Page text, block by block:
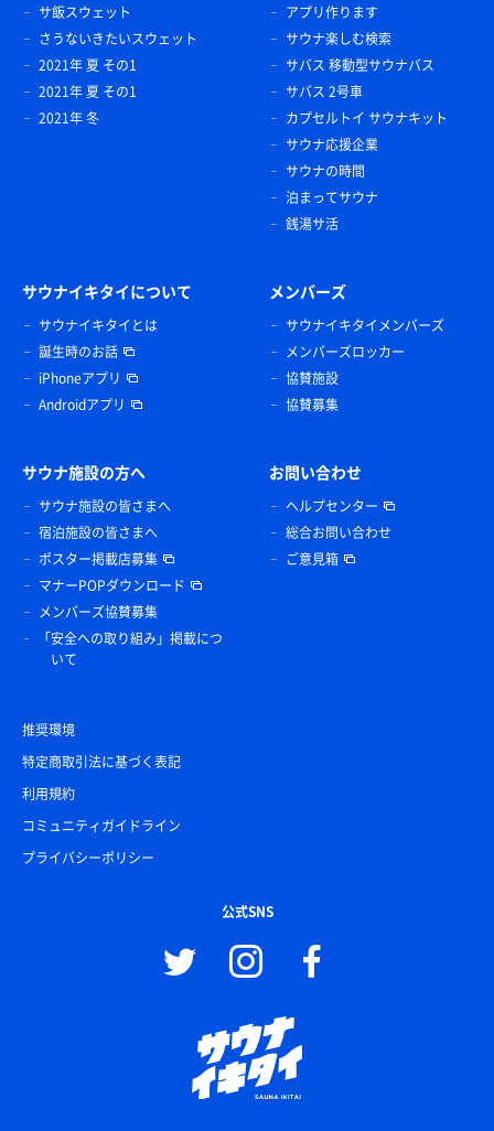
サ飯スウェット
さうないきたいスウェット
2021年 夏 その1
2021年 夏 その1
2021年 冬
アプリ作ります
サウナ楽しむ検索
サバス 移動型サウナバス
サバス 2号車
カプセルトイ サウナキット
サウナ応援企業
サウナの時間
泊まってサウナ
銭湯サ活
サウナイキタイについて
サウナイキタイとは
誕生時のお話
iPhoneアプリ
Androidアプリ
メンバーズ
サウナイキタイメンバーズ
メンバーズロッカー
協賛施設
協賛募集
サウナ施設の方へ
サウナ施設の皆さまへ
宿泊施設の皆さまへ
ポスター掲載店募集
マナーPOPダウンロード
メンバーズ協賛募集
「安全への取り組み」掲載につ
いて
お問い合わせ
ヘルプセンター
総合お問い合わせ
ご意見箱
推奨環境
特定商取引法に基づく表記
利用規約
コミュニティガイドライン
プライバシーポリシー
公式SNS